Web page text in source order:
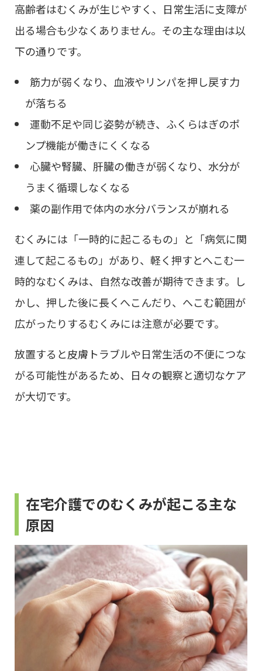
高齢者はむくみが生じやすく、日常生活に支障が
出る場合も少なくありません。その主な理由は以
下の通りです。
筋力が弱くなり、血液やリンパを押し戻す力
が落ちる
運動不足や同じ姿勢が続き、ふくらはぎのポ
ンプ機能が働きにくくなる
心臓や腎臓、肝臓の働きが弱くなり、水分が
うまく循環しなくなる
薬の副作用で体内の水分バランスが崩れる
むくみには「一時的に起こるもの」と「病気に関
連して起こるもの」があり、軽く押すとへこむ一
時的なむくみは、自然な改善が期待できます。し
かし、押した後に長くへこんだり、へこむ範囲が
広がったりするむくみには注意が必要です。
放置すると皮膚トラブルや日常生活の不便につな
がる可能性があるため、日々の観察と適切なケア
が大切です。
在宅介護でのむくみが起こる主な
原因